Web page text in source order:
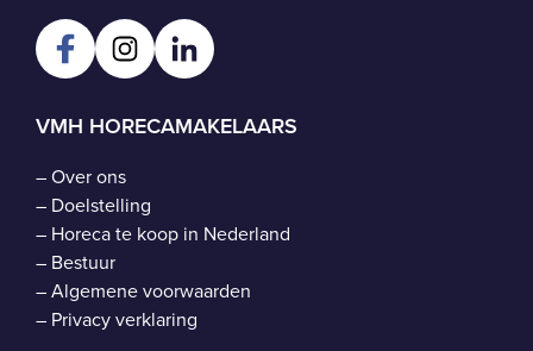
VMH HORECAMAKELAARS
–Over ons
– Doelstelling
– Horeca te koop in Nederland
– Bestuur
–Algemene voorwaarden
– Privacy verklaring